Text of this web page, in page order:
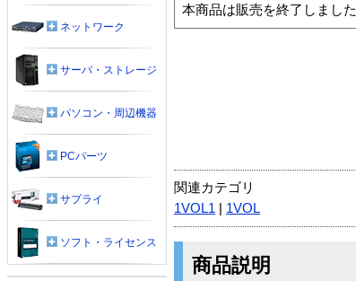
本商品は販売を終了しました
関連カテゴリ
1VOL1
1VOL
商品説明
ネットワーク
サーバ・ストレージ
パソコン・周辺機器
PCパーツ
サプライ
ソフト・ライセンス